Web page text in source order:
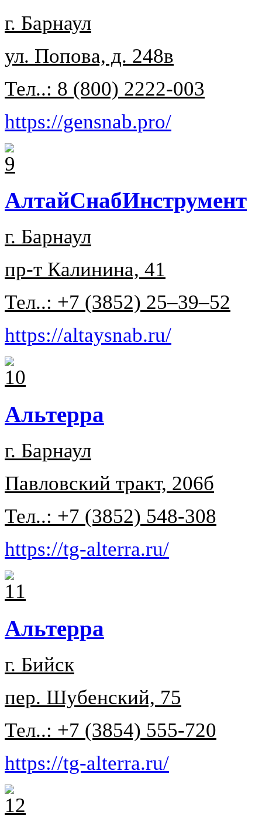
г. Барнаул
ул. Попова, д. 248в
Тел..: 8 (800) 2222-003
https://gensnab.pro/
АлтайСнабИнструмент
г. Барнаул
пр-т Калинина, 41
Тел..: +7 (3852) 25‒39‒52
https://altaysnab.ru/
Альтерра
г. Барнаул
Павловский тракт, 206б
Тел..: +7 (3852) 548-308
https://tg-alterra.ru/
Альтерра
г. Бийск
пер. Шубенский, 75
Тел..: +7 (3854) 555-720
https://tg-alterra.ru/